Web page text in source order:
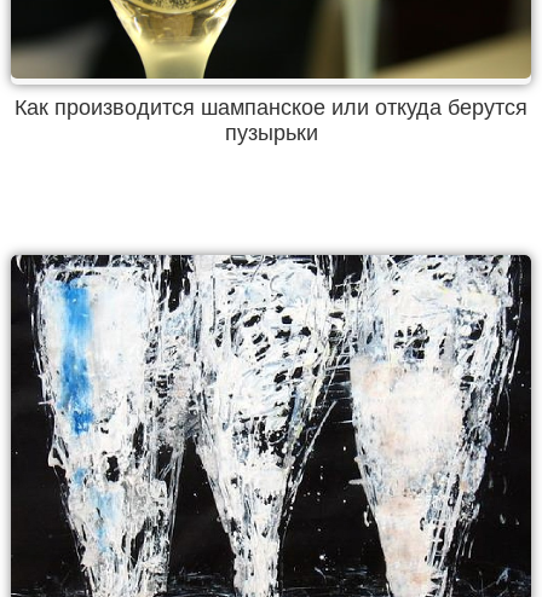
Как производится шампанское или откуда берутся
пузырьки